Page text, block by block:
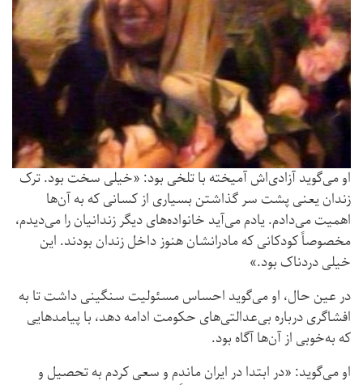
او می‌گوید آزادی‌اش آمیخته با تلخی بود: «خیلی سخت بود. ترک
زندان یعنی پشت سر گذاشتن بسیاری از کسانی که به آن‌ها
اهمیت می‌دادم. یادم می‌آید خانواده‌های دیگر زندانیان را می‌دیدم،
مخصوصاً کودکانی که مادرانشان هنوز داخل زندان بودند. این
خیلی دردناک بود.»
در عین حال، او می‌گوید احساس مسئولیت سنگینی داشت تا به
افشاگری درباره بی‌عدالتی‌های حکومت ادامه دهد، با پیامدهایی
که به‌خوبی از آن‌ها آگاه بود.
او می‌گوید: «در ابتدا در ایران ماندم و سعی کردم به تحصیل و